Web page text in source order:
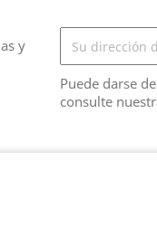
y
Puede darse
consulte